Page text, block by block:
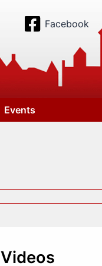
Facebook
Events
Videos